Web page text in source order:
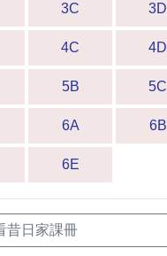
3C 3D
4C 4D
5B 5C
6A 6B
6E
昔日家課冊